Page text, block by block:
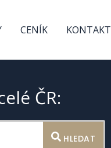
CENÍK KONTAKT
ČR:
HLEDAT